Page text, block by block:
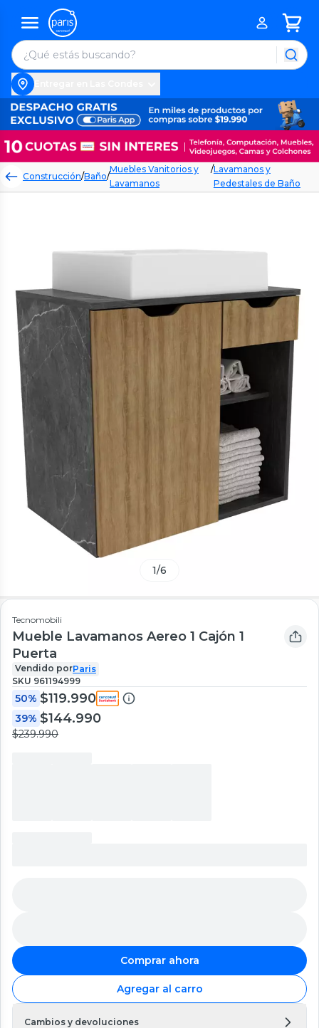
Construcción/Baño/
Muebles Vanitorios y
Lavamanos
/Lavamanos y
Pedestales de Baño
1/6
Tecnomobili
Mueble Lavamanos Aereo 1 Cajón 1
Puerta
Vendido porParis
SKU 961194999
50% $119.990
39% $144.990
$239.990
Comprar ahora
Agregar al carro
Cambios y devoluciones